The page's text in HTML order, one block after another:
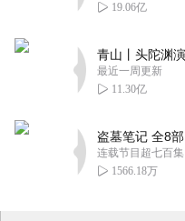
19.06亿
最近一周更新
11.30亿
连载节目超七百集
1566.18万